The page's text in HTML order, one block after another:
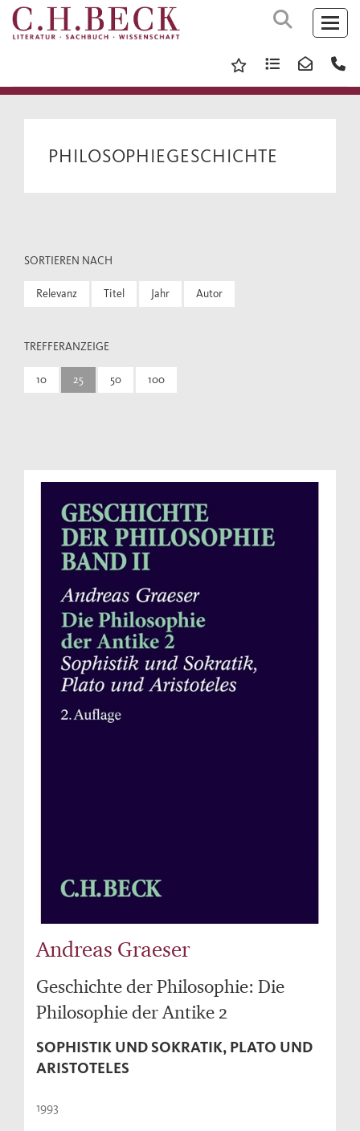
PHILOSOPHIEGESCHICHTE
SORTIEREN NACH
Relevanz Titel Jahr Autor
TREFFERANZEIGE
10 25 50 100
Andreas Graeser
Geschichte der Philosophie: Die
Philosophie der Antike 2
SOPHISTIK UND SOKRATIK, PLATO UND
ARISTOTELES
1993